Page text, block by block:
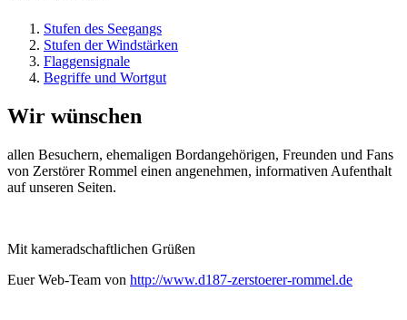
Stufen des Seegangs
Stufen der Windstärken
Flaggensignale
Begriffe und Wortgut
Wir wünschen
allen Besuchern, ehemaligen Bordangehörigen, Freunden und Fans
von Zerstörer Rommel einen angenehmen, informativen Aufenthalt
auf unseren Seiten.
Mit kameradschaftlichen Grüßen
Euer Web-Team von http://www.d187-zerstoerer-rommel.de